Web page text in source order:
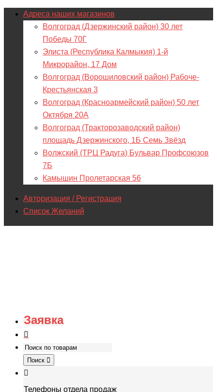
Адреса наших магазинов
Волгоград (Дзержинский район) 30 лет
Победы 70Г
Элиста (Республика Калмыкия) 1-й
Микрорайон, 17 Дом
Волгоград (Ворошиловский район) Рабоче-
Крестьянская 3
Волгоград (Красноармейский район) 50 лет
Октября 20А
Волгоград (Тракторозаводский район)
площадь Дзержинского, 1Б Семь Звёзд
Волжский (ТРЦ Радуга) Бульвар Профсоюзов
7Б
Камышин Пролетарская 56
Авторизация / Регистрация
Список Желаний
Заявка
Поиск
Телефоны отдела продаж